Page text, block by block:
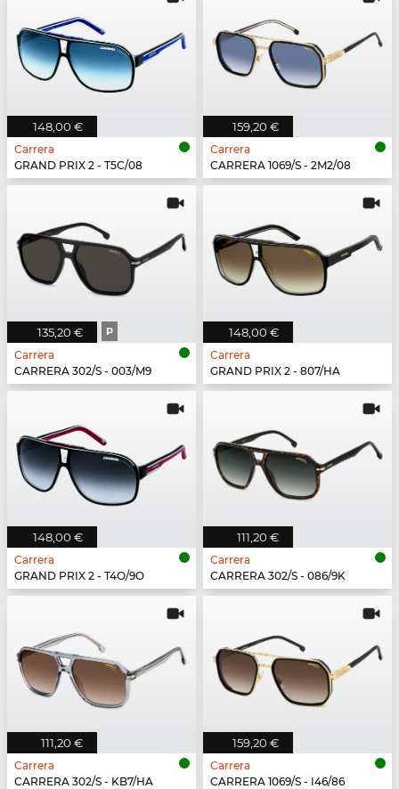
148,00 €
Carrera
GRAND PRIX 2 - T5C/08
159,20 €
Carrera
CARRERA 1069/S - 2M2/08
135,20 € P
Carrera
CARRERA 302/S - 003/M9
148,00 €
Carrera
GRAND PRIX 2 - 807/HA
148,00 €
Carrera
GRAND PRIX 2 - T4O/9O
111,20 €
Carrera
CARRERA 302/S - 086/9K
111,20 €
Carrera
CARRERA 302/S - KB7/HA
159,20 €
Carrera
CARRERA 1069/S - I46/86